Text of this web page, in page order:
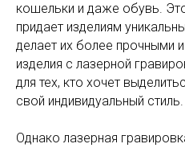
кошельки и даже обувь.
придает изделиям
делает их более прочными
изделия с лазерной
для тех, кто хочет
свой индивидуальный стиль.
Однако лазерная